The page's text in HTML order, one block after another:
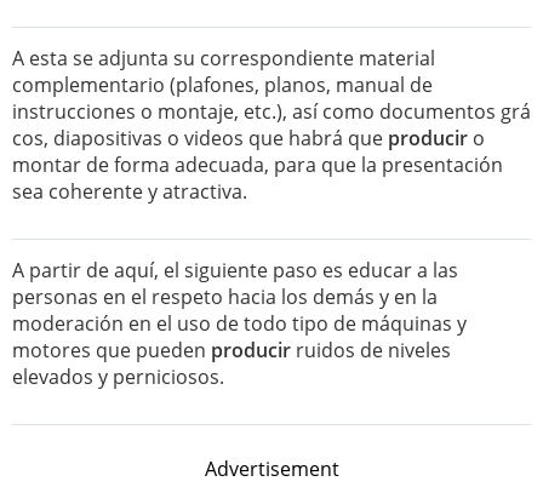
A esta se adjunta su correspondiente material
complementario (plafones, planos, manual de
instrucciones o montaje, etc.), así como documentos grá
cos, diapositivas o videos que habrá que producir o
montar de forma adecuada, para que la presentación
sea coherente y atractiva.
A partir de aquí, el siguiente paso es educar a las
personas en el respeto hacia los demás y en la
moderación en el uso de todo tipo de máquinas y
motores que pueden producir ruidos de niveles
elevados y perniciosos.
Advertisement